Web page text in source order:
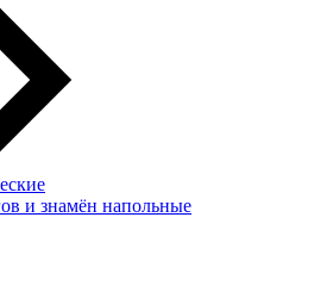
и знамён напольные